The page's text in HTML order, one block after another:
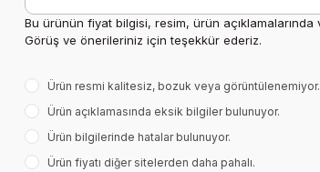
Bu ürünün fiyat bilgisi, resim, ürün
Görüş ve önerileriniz için teşekkür ederiz.
Ürün resmi kalitesiz, bozuk veya görüntülenemiyor.
Ürün açıklamasında eksik bilgiler bulunuyor.
Ürün bilgilerinde hatalar bulunuyor.
Ürün fiyatı diğer sitelerden daha pahalı.